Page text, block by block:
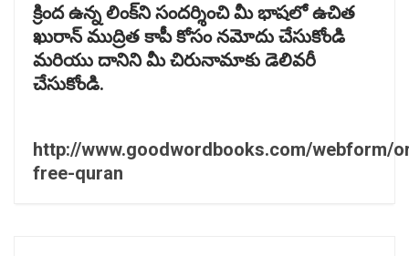
క్రిందఉన్నలింక్‌ని సందర్శించిమీభాషలోఉచిత
ఖురాన్ముద్రిత కాపీకోసంనమోదు చేసుకోండి
మరియు దానిని మీచిరునామాకు డెలివరీ
చేసుకోండి.
http://www.goodwordbooks.com/webform/
free-quran